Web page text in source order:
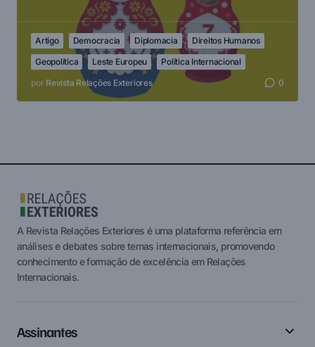
Artigo Democracia Diplomacia
Direitos Humanos
Geopolítica
Leste Europeu
Política Internacional
por Revista Relações Exteriores 0
A Revista Relações Exteriores é uma plataforma referência em
análises e debates sobre temas internacionais, promovendo
conhecimento e formação de excelência em Relações
Internacionais.
Assinantes